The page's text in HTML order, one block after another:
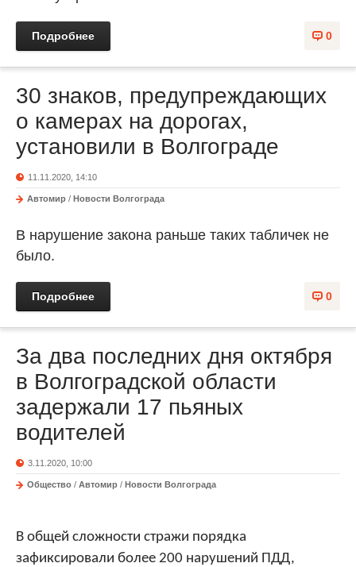
0
Подробнее
30 знаков, предупреждающих
о камерах на дорогах,
установили в Волгограде
11.11.2020, 14:10
Автомир / Новости Волгограда
В нарушение закона раньше таких табличек не
было.
0
Подробнее
За два последних дня октября
в Волгоградской области
задержали 17 пьяных
водителей
3.11.2020, 10:00
Общество / Автомир / Новости Волгограда
В общей сложности стражи порядка
зафиксировали более 200 нарушений ПДД,